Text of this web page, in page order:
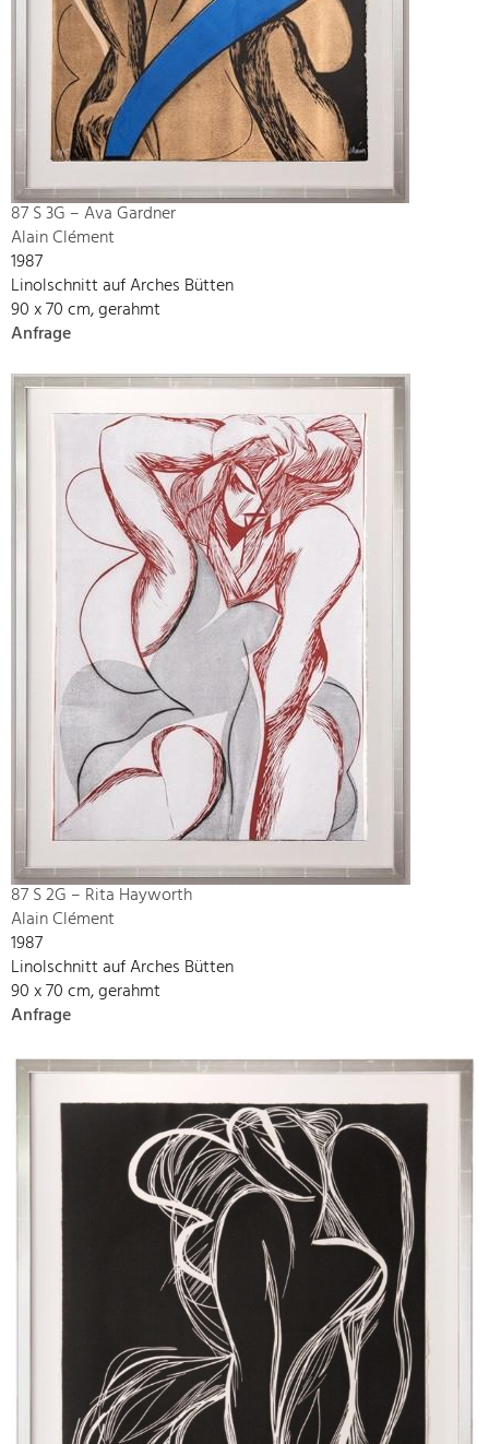
87 S 3G – Ava Gardner
Alain Clément
1987
Linolschnitt auf Arches Bütten
90 x 70 cm, gerahmt
Anfrage
87 S 2G – Rita Hayworth
Alain Clément
1987
Linolschnitt auf Arches Bütten
90 x 70 cm, gerahmt
Anfrage